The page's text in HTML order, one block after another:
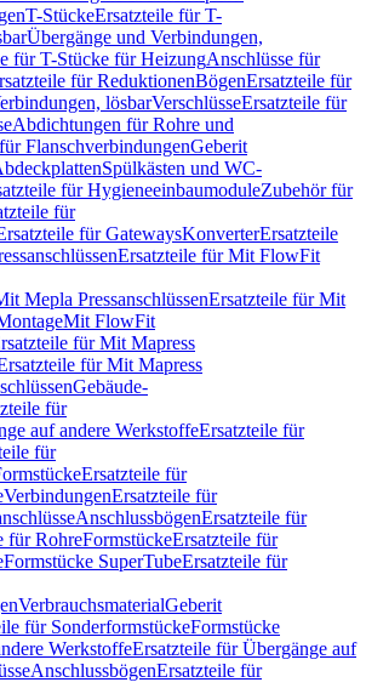
T-StückeErsatzteile für T-
Übergänge und Verbindungen,
für T-Stücke für HeizungAnschlüsse für
für ReduktionenBögenErsatzteile für
lösbarVerschlüsseErsatzteile für
Abdichtungen für Rohre und
FlanschverbindungenGeberit
Spülkästen und WC-
für HygieneeinbaumoduleZubehör für
für
für GatewaysKonverterErsatzteile
Ersatzteile für Mit FlowFit
Mepla PressanschlüssenErsatzteile für Mit
Mit FlowFit
für Mit Mapress
für Mit Mapress
Gebäude-
für
auf andere WerkstoffeErsatzteile für
für
Ersatzteile für
VerbindungenErsatzteile für
AnschlussbögenErsatzteile für
für RohreFormstückeErsatzteile für
Formstücke SuperTubeErsatzteile für
VerbrauchsmaterialGeberit
für SonderformstückeFormstücke
WerkstoffeErsatzteile für Übergänge auf
AnschlussbögenErsatzteile für